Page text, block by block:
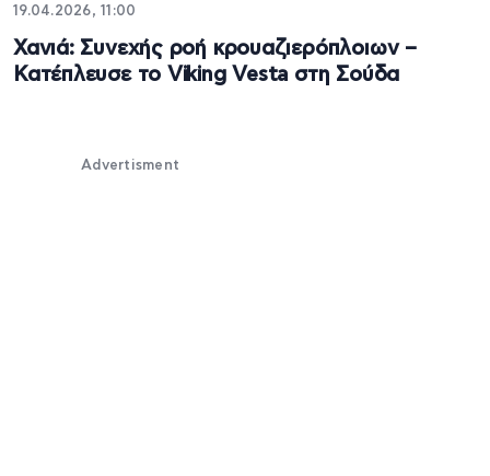
19.04.2026, 11:00
Χανιά: Συνεχής ροή κρουαζιερόπλοιων –
Κατέπλευσε το Viking Vesta στη Σούδα
Advertisment